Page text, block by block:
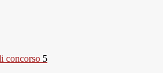
concorso 5